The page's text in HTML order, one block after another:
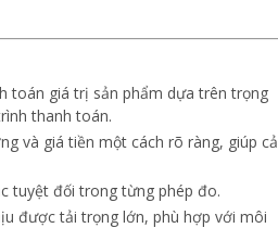
toán giá trị sản phẩm dựa trên trọng
thanh toán.
và giá tiền một cách rõ ràng, giúp cả
tuyệt đối trong từng phép đo.
được tải trọng lớn, phù hợp với môi